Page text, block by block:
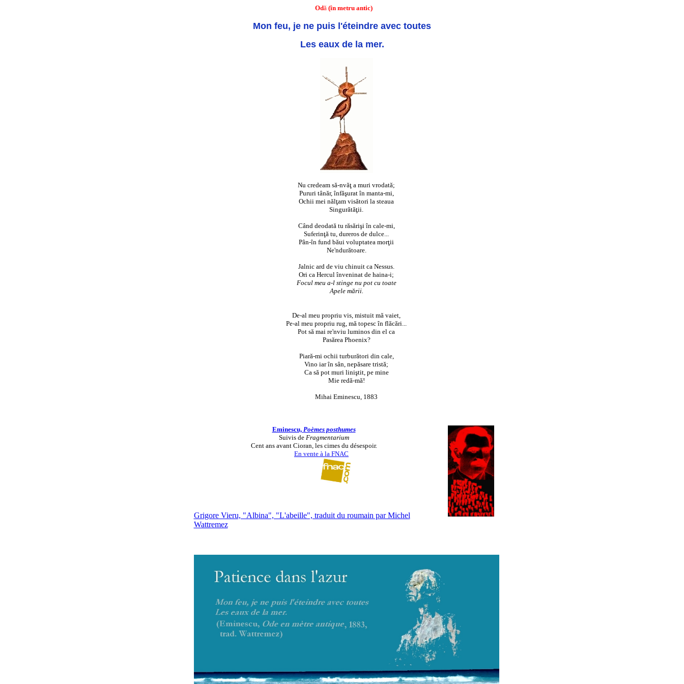
Odă(în metru antic)
Mon feu, je ne puis l'éteindre avec toutes
Les eaux de la mer.
Nu credeam să-nvăţ a muri vrodată;
Pururi tânăr, înfăşurat în manta-mi,
Ochii mei nălţam visători la steaua
Singurătăţii.
Când deodată tu răsărişi în cale-mi,
Suferinţă tu, dureros de dulce...
Pân-în fund băui voluptatea morţii
Ne'ndurătoare.
Jalnic ard de viu chinuit ca Nessus.
Ori ca Hercul înveninat de haina-i;
Focul meu a-l stinge nu pot cu toate
Apele mării.
De-al meu propriu vis, mistuit mă vaiet,
Pe-al meu propriu rug, mă topesc în flăcări...
Pot să mai re'nviu luminos din el ca
Pasărea Phoenix?
Piară-mi ochii turburători din cale,
Vino iar în sân, nepăsare tristă;
Ca să pot muri liniştit, pe mine
Mie redă-mă!
Mihai Eminescu, 1883
Eminescu, Poèmes posthumes
Suivis de Fragmentarium
Cent ans avant Cioran, les cimes du désespoir.
En vente à la FNAC
Grigore Vieru, "Albina", "L'abeille", traduit du roumain par Michel
Wattremez